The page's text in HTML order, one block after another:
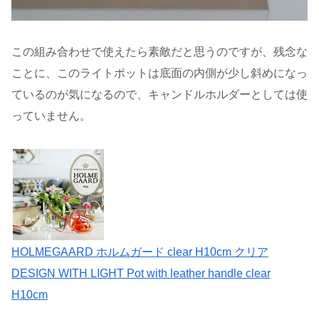
この組み合わせで使えたら素敵だと思うのですが、残念な
ことに、このライトポットは底面の内側が少し斜めになっ
ているのが気になるので、キャンドルホルダーとしては使
っていません。
HOLMEGAARD ホルムガード clear H10cm クリア
DESIGN WITH LIGHT Pot with leather handle clear
H10cm